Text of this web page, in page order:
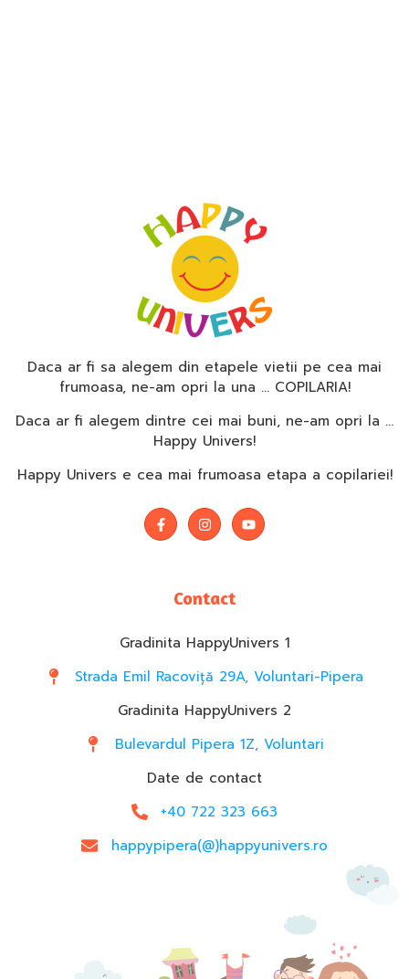
Daca ar fi sa alegem din etapele vietii pe cea mai
frumoasa, ne-am opri la una … COPILARIA!
Daca ar fi alegem dintre cei mai buni, ne-am opri la …
Happy Univers!
Happy Univers e cea mai frumoasa etapa a copilariei!
Contact
Gradinita HappyUnivers 1
Strada Emil Racoviță 29A, Voluntari-Pipera
Gradinita HappyUnivers 2
Bulevardul Pipera 1Z, Voluntari
Date de contact
+40 722 323 663
happypipera(@)happyunivers.ro